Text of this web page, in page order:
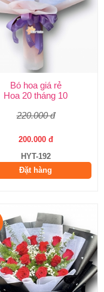
Bó hoa giá rẻ
Hoa 20 tháng 10
220.000 đ
200.000 đ
HYT-192
Đặt hàng